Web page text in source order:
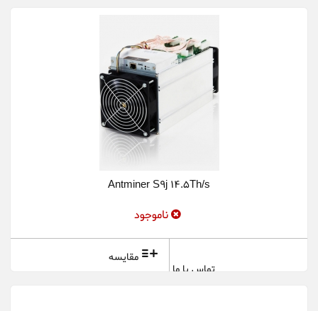
Antminer S9j 14.5Th/s
ناموجود
تماس با ما
مقایسه